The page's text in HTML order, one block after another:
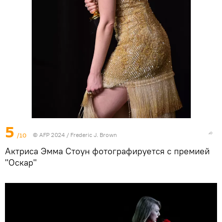
5 /10 © AFP 2024 / Frederic J. Brown
Актриса Эмма Стоун фотографируется с премией
"Оскар"